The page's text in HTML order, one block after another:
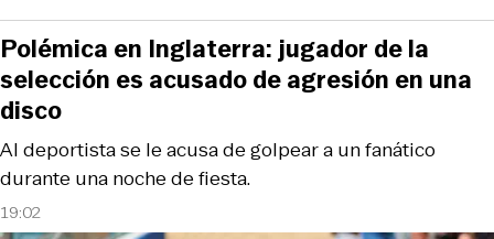
19:02
Al deportista se le acusa de golpear a un fanático
durante una noche de fiesta.
Polémica en Inglaterra: jugador de la
selección es acusado de agresión en una
disco